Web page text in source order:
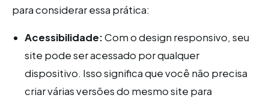
para considerar essa prática:
Acessibilidade:Com o design responsivo, seu
site pode ser acessado por qualquer
dispositivo. Isso significa que você não precisa
criar várias versões do mesmo site para